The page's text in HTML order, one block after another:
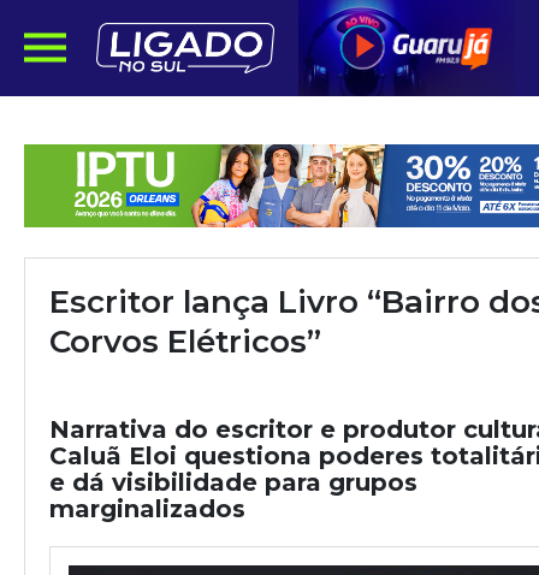
Escritor lança Livro “Bairro
Corvos Elétricos”
Narrativa do escritor e produtor
Caluã Eloi questiona poderes
e dá visibilidade para grupos
marginalizados